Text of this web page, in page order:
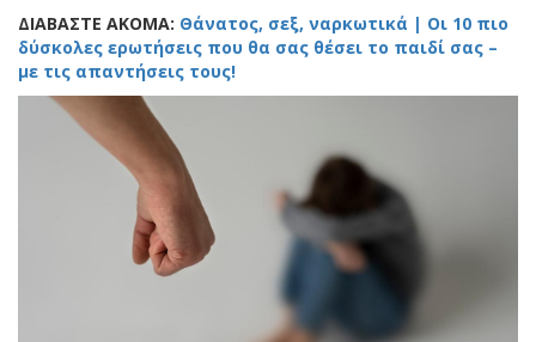
ΔΙΑΒΑΣΤΕ ΑΚΟΜΑ: Θάνατος, σεξ, ναρκωτικά | Οι 10 πιο
δύσκολες ερωτήσεις που θα σας θέσει το παιδί σας –
με τις απαντήσεις τους!